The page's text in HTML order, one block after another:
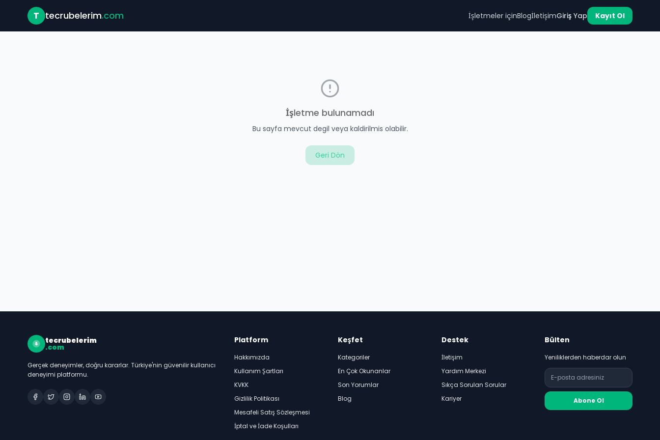
T tecrubelerim.com İşletmeler içinBlogİletişimGiriş Yap Kayıt Ol
İşletme bulunamadı
Bu sayfa mevcut degil veya kaldirilmis olabilir.
Geri Dön
tecrubelerim
.com
Gerçek deneyimler, doğru kararlar. Türkiye'nin güvenilir kullanıcı
deneyimi platformu.
Platform
Hakkımızda
Kullanım Şartları
KVKK
Gizlilik Politikası
Mesafeli Satış Sözleşmesi
İptal ve İade Koşulları
Keşfet
Kategoriler
En Çok Okunanlar
Son Yorumlar
Blog
Destek
İletişim
Yardım Merkezi
Sıkça Sorulan Sorular
Kariyer
Bülten
Yeniliklerden haberdar olun
Abone Ol